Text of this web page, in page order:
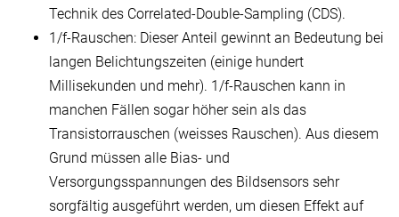
Technik des Correlated-Double-Sampling (CDS).
1/f-Rauschen: Dieser Anteil gewinnt an Bedeutung bei
langen Belichtungszeiten (einige hundert
Millisekunden und mehr). 1/f-Rauschen kann in
manchen Fällen sogar höher sein als das
Transistorrauschen (weisses Rauschen). Aus diesem
Grund müssen alle Bias- und
Versorgungsspannungen des Bildsensors sehr
sorgfältig ausgeführt werden, um diesen Effekt auf